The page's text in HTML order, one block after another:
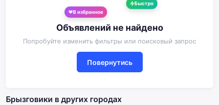
Быстро
В избранное
Объявлений не найдено
Попробуйте изменить фильтры или поисковый запрос
Повернутись
Брызговики в других городах